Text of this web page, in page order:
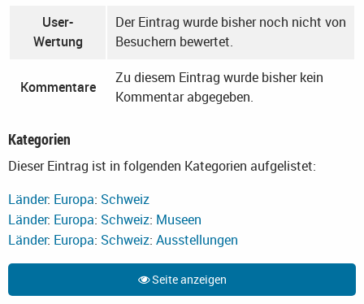
User-
Wertung
Der Eintrag wurde bisher noch nicht von
Besuchern bewertet.
Kommentare
Zu diesem Eintrag wurde bisher kein
Kommentar abgegeben.
Kategorien
Dieser Eintrag ist in folgenden Kategorien aufgelistet:
Länder: Europa: Schweiz
Länder: Europa: Schweiz: Museen
Länder: Europa: Schweiz: Ausstellungen
Seite anzeigen